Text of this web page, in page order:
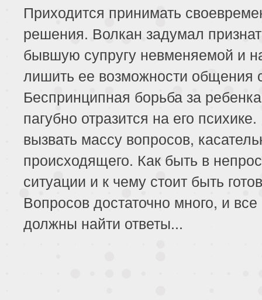
Приходится принимать
решения. Волкан задумал
бывшую супругу невменяемой и
лишить ее возможности общения
Беспринципная борьба за
пагубно отразится на его
вызвать массу вопросов,
происходящего. Как быть в
ситуации и к чему стоит быть
Вопросов достаточно много, и
должны найти ответы...